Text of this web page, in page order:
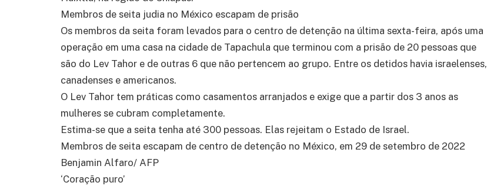
Membros de seita judia no México escapam de prisão
Os membros da seita foram levados para o centro de detenção na última sexta-feira, após uma
operação em uma casa na cidade de Tapachula que terminou com a prisão de 20 pessoas que
são do Lev Tahor e de outras 6 que não pertencem ao grupo. Entre os detidos havia israelenses,
canadenses e americanos.
O Lev Tahor tem práticas como casamentos arranjados e exige que a partir dos 3 anos as
mulheres se cubram completamente.
Estima-se que a seita tenha até 300 pessoas. Elas rejeitam o Estado de Israel.
Membros de seita escapam de centro de detenção no México, em 29 de setembro de 2022
Benjamin Alfaro/ AFP
‘Coração puro’